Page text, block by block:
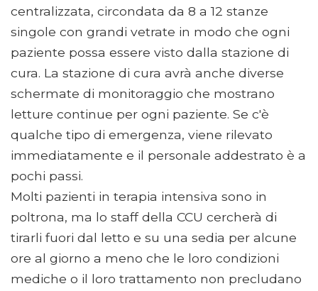
centralizzata, circondata da 8 a 12 stanze
singole con grandi vetrate in modo che ogni
paziente possa essere visto dalla stazione di
cura. La stazione di cura avrà anche diverse
schermate di monitoraggio che mostrano
letture continue per ogni paziente. Se c'è
qualche tipo di emergenza, viene rilevato
immediatamente e il personale addestrato è a
pochi passi.
Molti pazienti in terapia intensiva sono in
poltrona, ma lo staff della CCU cercherà di
tirarli fuori dal letto e su una sedia per alcune
ore al giorno a meno che le loro condizioni
mediche o il loro trattamento non precludano